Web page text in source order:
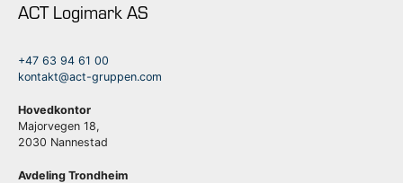
ACT Logimark AS
+47 63 94 61 00
kontakt@act-gruppen.com
Hovedkontor
Majorvegen 18,
2030 Nannestad
Avdeling Trondheim